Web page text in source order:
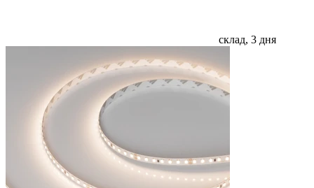
склад, 3 дня